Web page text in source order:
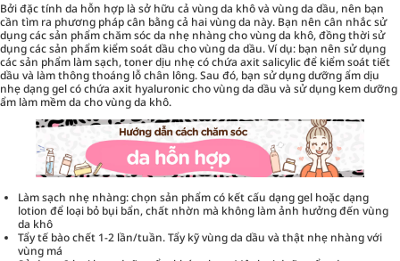
Bởi đặc tính da hỗn hợp là sở hữu cả vùng da khô và vùng da dầu, nên bạn
cần tìm ra phương pháp cân bằng cả hai vùng da này. Bạn nên cân nhắc sử
dụng các sản phẩm chăm sóc da nhẹ nhàng cho vùng da khô, đồng thời sử
dụng các sản phẩm kiểm soát dầu cho vùng da dầu. Ví dụ: bạn nên sử dụng
các sản phẩm làm sạch, toner dịu nhẹ có chứa axit salicylic để kiểm soát tiết
dầu và làm thông thoáng lỗ chân lông. Sau đó, bạn sử dụng dưỡng ẩm dịu
nhẹ dạng gel có chứa axit hyaluronic cho vùng da dầu và sử dụng kem dưỡng
ẩm làm mềm da cho vùng da khô.
Làm sạch nhẹ nhàng: chọn sản phẩm có kết cấu dạng gel hoặc dạng
lotion để loại bỏ bụi bẩn, chất nhờn mà không làm ảnh hưởng đến vùng
da khô
Tẩy tế bào chết 1-2 lần/tuần. Tẩy kỹ vùng da dầu và thật nhẹ nhàng với
vùng má